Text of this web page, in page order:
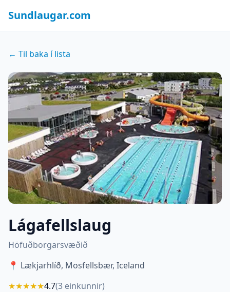
Sundlaugar.com
← Til baka í lista
Lágafellslaug
Höfuðborgarsvæðið
📍 Lækjarhlíð, Mosfellsbær, Iceland
★★★★★4.7(3 einkunnir)